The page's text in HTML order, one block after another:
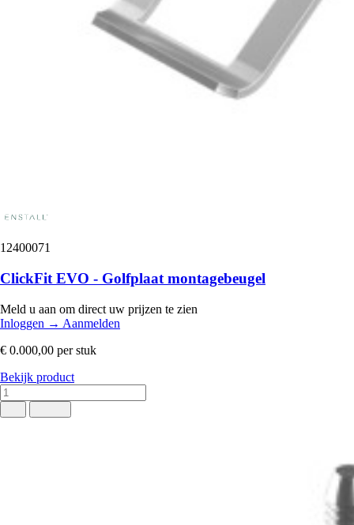
12400071
ClickFit EVO - Golfplaat montagebeugel
Meld u aan om direct uw prijzen te zien
Inloggen → Aanmelden
€ 0.000,00 per stuk
Bekijk product